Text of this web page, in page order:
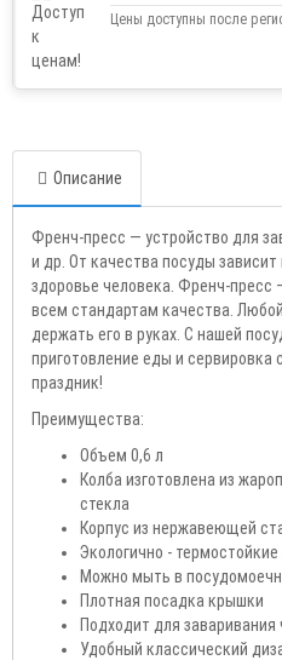
Цены доступны после
Описание
Френч-пресс — устройство для
и др. От качества посуды
здоровье человека. Френч-
всем стандартам качества.
держать его в руках. С нашей
приготовление еды и сервировка
праздник!
Преимущества:
Объем 0,6 л
Колба изготовлена из
стекла
Корпус из нержавеющей
Экологично -
Можно мыть в
Плотная посадка крышки
Подходит для заваривания
Удобный классический